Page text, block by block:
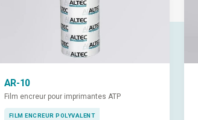
AR-10
Film encreur pour imprimantes ATP
FILM ENCREUR POLYVALENT